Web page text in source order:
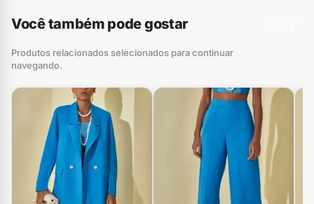
Você também pode gostar
Produtos relacionados selecionados para continuar
navegando.